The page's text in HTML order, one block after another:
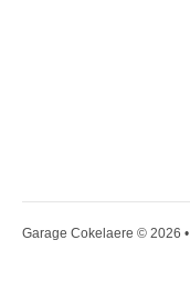
Garage Cokelaere © 2026 •